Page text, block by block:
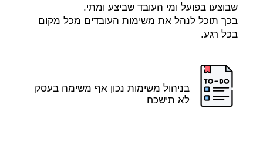
שבוצעו בפועל ומי העובד שביצע ומתי.
בכך תוכל לנהל את משימות העובדים מכל מקום
בכל רגע.
בניהול משימות נכון אף משימה בעסק
לא תישכח